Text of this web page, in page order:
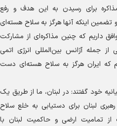
برای رسیدن به این هدف و رفع
تضمین اینکه آنها هرگز به سلاح هسته‌ای
داریم که چنین مذاکره‌ای از مشارکت
از جمله آژانس بین‌المللی انرژی اتمی
که ایران هرگز به سلاح هسته‌ای دست
خود گفتند: در لبنان، ما از طریق یک
لبنان برای دستیابی به خلع سلاح
تمامیت ارضی و حاکمیت لبنان با